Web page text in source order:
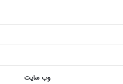
وب‌ سایت